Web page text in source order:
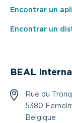
Encontrar un
Encontrar un
BEAL
Rue du
5380
Belgique